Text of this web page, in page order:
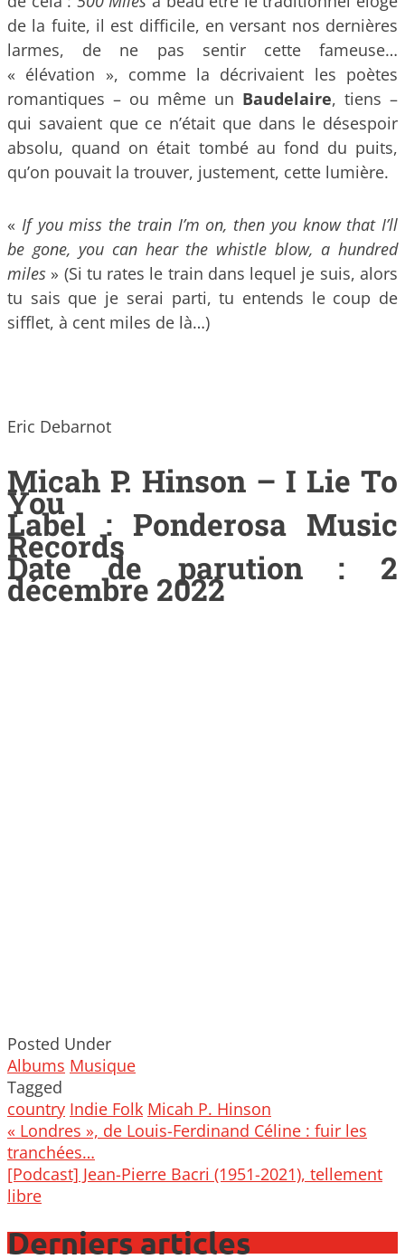
de la fuite, il est difficile, en versant nos dernières
larmes, de ne pas sentir cette fameuse…
« élévation », comme la décrivaient les poètes
romantiques – ou même un Baudelaire, tiens –
qui savaient que ce n’était que dans le désespoir
absolu, quand on était tombé au fond du puits,
qu’on pouvait la trouver, justement, cette lumière.
« If you miss the train I’m on, then you know that I’ll
be gone, you can hear the whistle blow, a hundred
miles » (Si tu rates le train dans lequel je suis, alors
tu sais que je serai parti, tu entends le coup de
sifflet, à cent miles de là…)
Eric Debarnot
Micah P. Hinson – I Lie To
You
Label : Ponderosa Music
Records
Date de parution : 2
décembre 2022
Posted Under
Albums Musique
Tagged
country Indie Folk Micah P. Hinson
Post
navigation
« Londres », de Louis-Ferdinand Céline : fuir les
tranchées…
[Podcast] Jean-Pierre Bacri (1951-2021), tellement
libre
Derniers articles